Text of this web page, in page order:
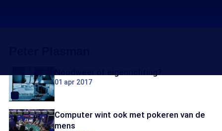
01 apr 2017
Computer wint ook met pokeren van de
mens